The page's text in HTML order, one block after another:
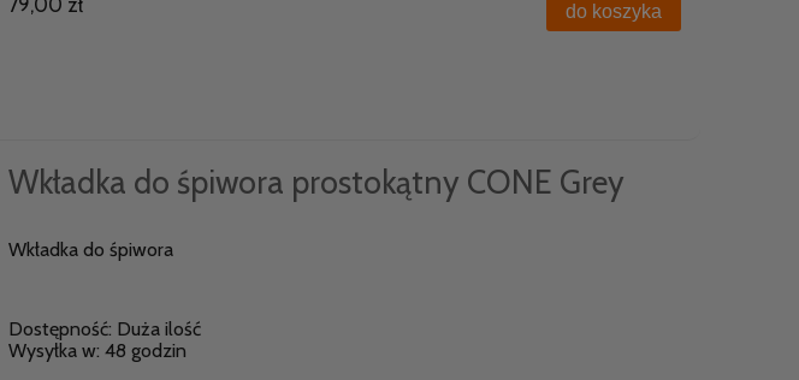
79,00 zł do koszyka
Wkładka do śpiwora prostokątny CONE Grey
Wkładka do śpiwora
Dostępność: Duża ilość
Wysyłka w: 48 godzin